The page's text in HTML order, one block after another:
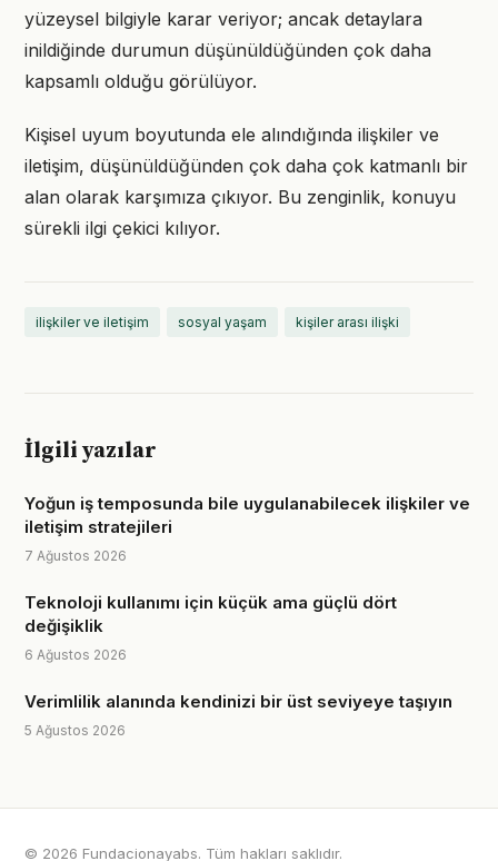
yüzeysel bilgiyle karar veriyor; ancak detaylara
inildiğinde durumun düşünüldüğünden çok daha
kapsamlı olduğu görülüyor.
Kişisel uyum boyutunda ele alındığında ilişkiler ve
iletişim, düşünüldüğünden çok daha çok katmanlı bir
alan olarak karşımıza çıkıyor. Bu zenginlik, konuyu
sürekli ilgi çekici kılıyor.
ilişkiler ve iletişim sosyal yaşam kişiler arası ilişki
İlgili yazılar
Yoğun iş temposunda bile uygulanabilecek ilişkiler ve
iletişim stratejileri
7 Ağustos 2026
Teknoloji kullanımı için küçük ama güçlü dört
değişiklik
6 Ağustos 2026
Verimlilik alanında kendinizi bir üst seviyeye taşıyın
5 Ağustos 2026
© 2026 Fundacionayabs. Tüm hakları saklıdır.